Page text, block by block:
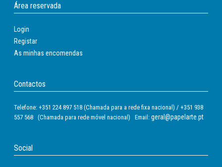
Área reservada
Login
Registar
As minhas encomendas
Contactos
Telefone: +351 224 897 518 (Chamada para a rede fixa nacional) / +351 938
557 568 (Chamada para rede móvel nacional) Email: geral@papelarte.pt
Social